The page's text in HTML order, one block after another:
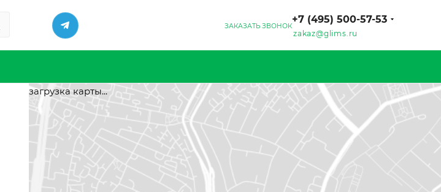
ЗАКАЗАТЬ ЗВОНОК
+7 (495) 500-57-53
zakaz@glims.ru
загрузка карты...